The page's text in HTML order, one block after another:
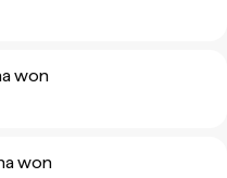
won
won